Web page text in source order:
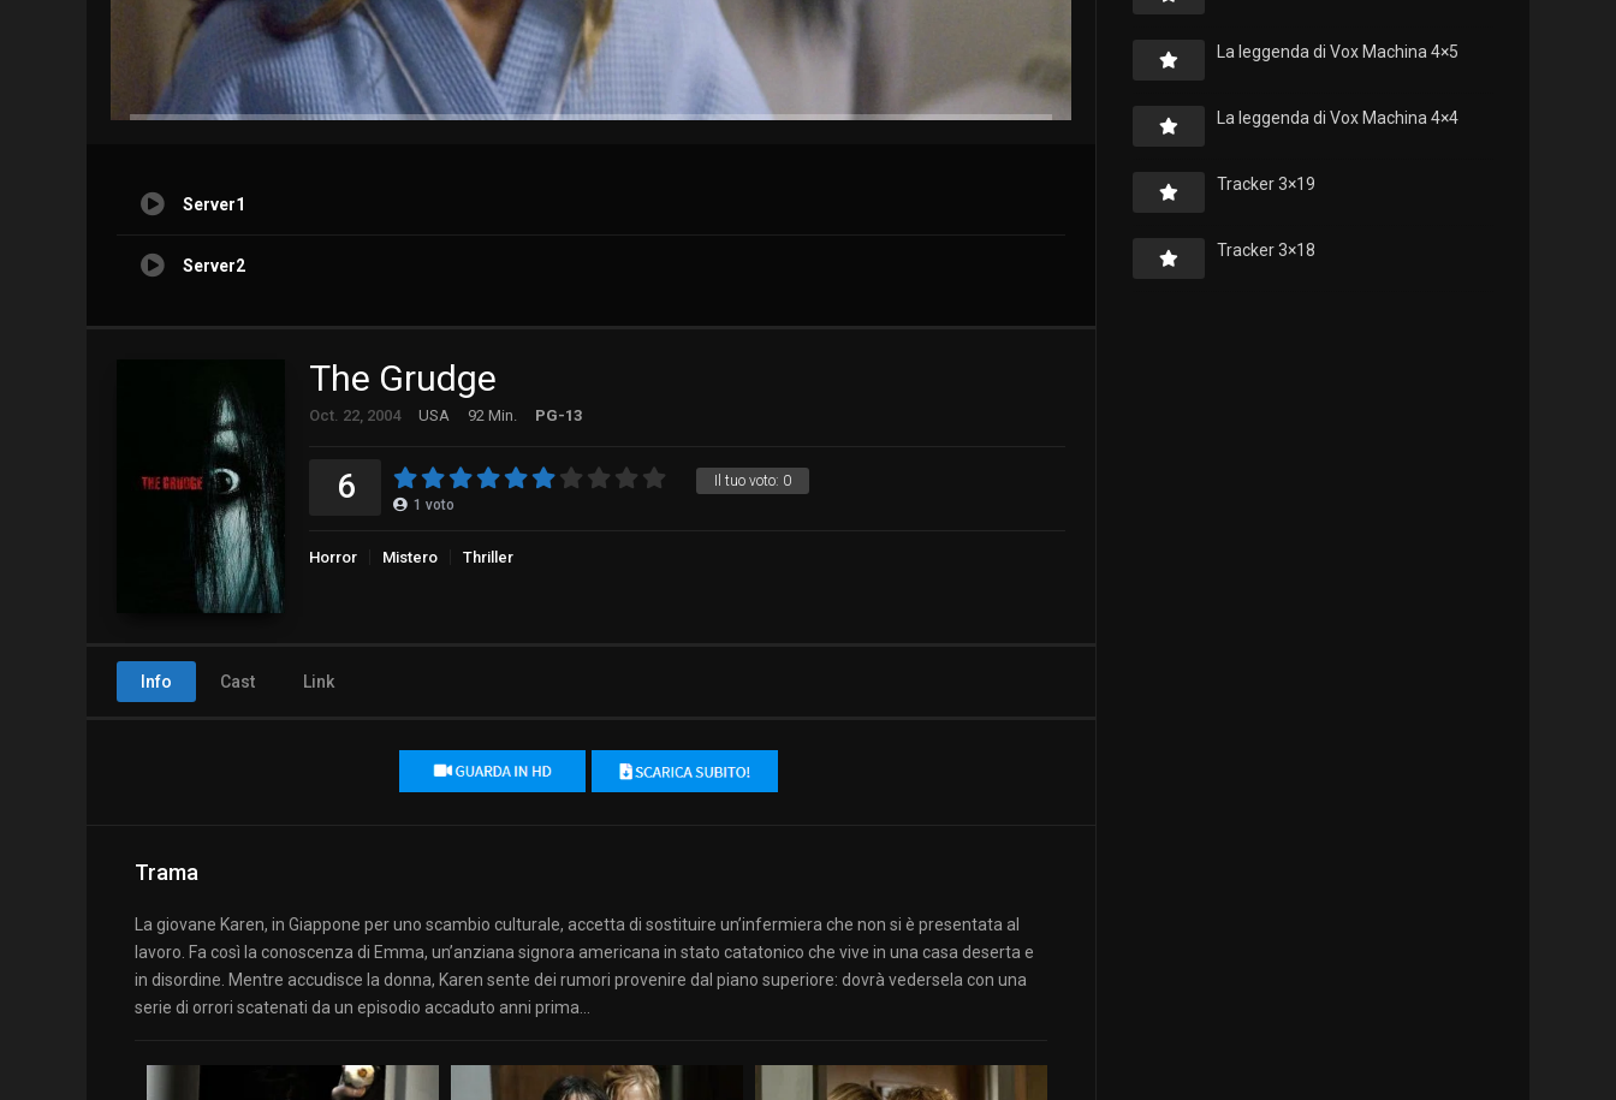
Server1
Server2
The Grudge
Oct. 22, 2004 USA 92 Min. PG-13
Il tuo voto: 0
6 1 voto
Horror Mistero Thriller
Info Cast Link
Trama
La giovane Karen, in Giappone per uno scambio culturale, accetta di sostituire un’infermiera che non si è presentata al
lavoro. Fa così la conoscenza di Emma, un’anziana signora americana in stato catatonico che vive in una casa deserta e
in disordine. Mentre accudisce la donna, Karen sente dei rumori provenire dal piano superiore: dovrà vedersela con una
serie di orrori scatenati da un episodio accaduto anni prima…
La leggenda di Vox Machina 4×5
La leggenda di Vox Machina 4×4
Tracker 3×19
Tracker 3×18